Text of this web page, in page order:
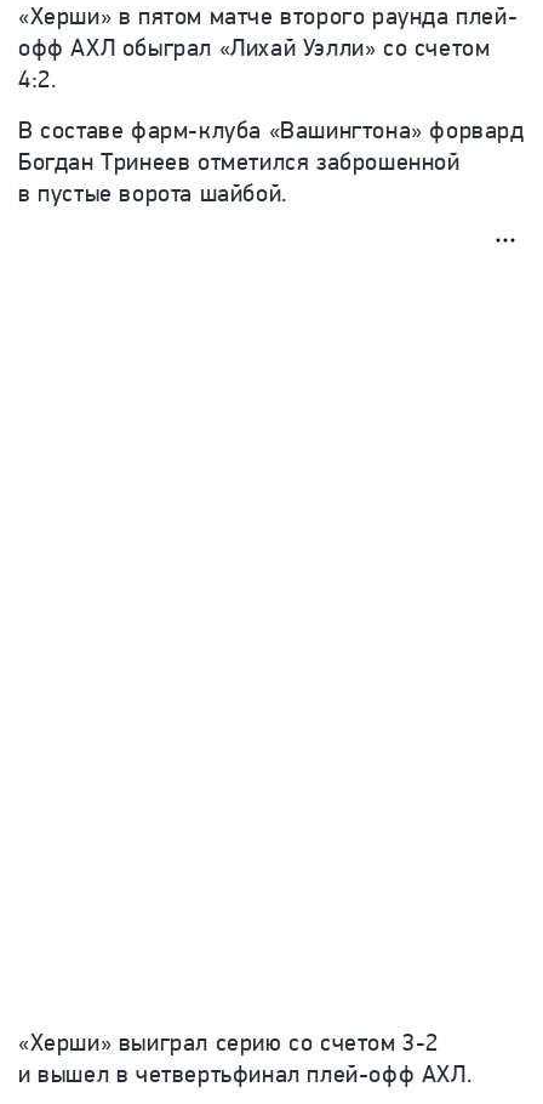
«Херши» в пятом матче второго раунда плей-
офф АХЛ обыграл «Лихай Уэлли» со счетом
4:2.
В составе фарм-клуба «Вашингтона» форвард
Богдан Тринеев отметился заброшенной
в пустые ворота шайбой.
«Херши» выиграл серию со счетом 3-2
и вышел в четвертьфинал плей-офф АХЛ.